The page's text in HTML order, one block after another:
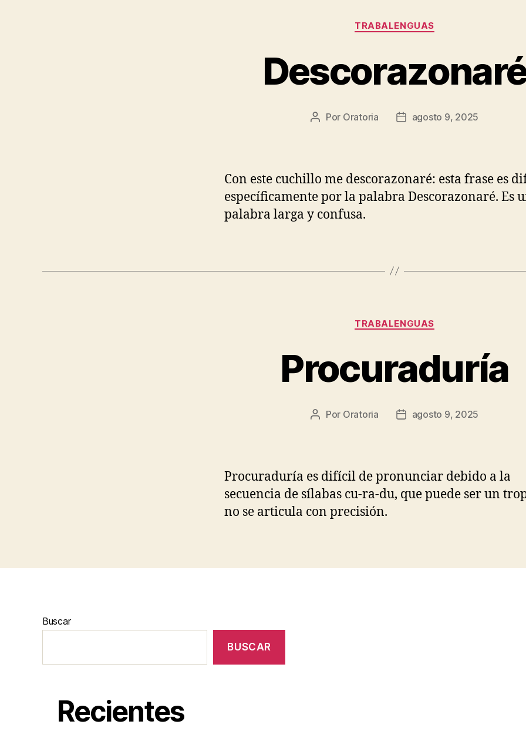
Categorías
TRABALENGUAS
Autor
Por Oratoria
Fechaagosto 9, 2025
Con este cuchillo me descorazonaré: esta frase es
específicamente por la palabra Descorazonaré. Es
palabra larga y confusa.
Categorías
TRABALENGUAS
Procuraduría
Autor
Por Oratoria
Fechaagosto 9, 2025
Procuraduría es difícil de pronunciar debido a la
secuencia de sílabas cu-ra-du, que puede ser un
no se articula con precisión.
Buscar
BUSCAR
Recientes